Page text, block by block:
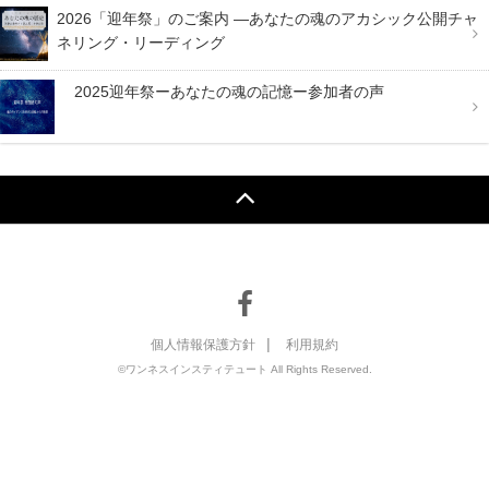
2026「迎年祭」のご案内 —あなたの魂のアカシック公開チャ
ネリング・リーディング
2025迎年祭ーあなたの魂の記憶ー参加者の声
個人情報保護方針 | 利用規約
©ワンネスインスティテュート All Rights Reserved.